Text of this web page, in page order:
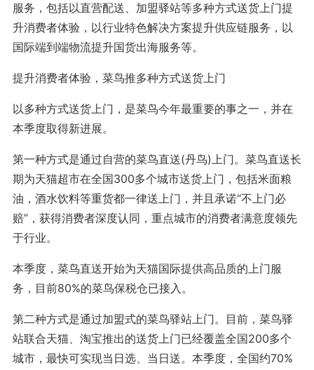
服务，包括以直营配送、加盟驿站等多种方式送货上门提
升消费者体验，以行业特色解决方案提升供应链服务，以
国际端到端物流提升国货出海服务等。
提升消费者体验，菜鸟推多种方式送货上门
以多种方式送货上门，是菜鸟今年最重要的事之一，并在
本季度取得新进展。
第一种方式是通过自营的菜鸟直送(丹鸟)上门。菜鸟直送长
期为天猫超市在全国300多个城市送货上门，包括米面粮
油，酒水饮料等重货都一律送上门，并且承诺“不上门必
赔”，获得消费者深度认同，重点城市的消费者满意度领先
于行业。
本季度，菜鸟直送开始为天猫国际提供高品质的上门服
务，目前80%的菜鸟保税仓已接入。
第二种方式是通过加盟式的菜鸟驿站上门。目前，菜鸟驿
站联合天猫、淘宝推出的送货上门已经覆盖全国200多个
城市，最快可实现当日选、当日送。本季度，全国约70%